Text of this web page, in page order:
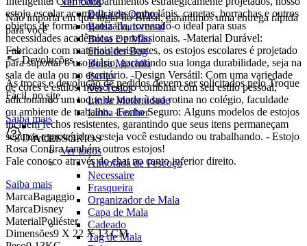
Bolsa de Ombro
Bolsa Transversal
Bolsa De Mão
Shoulder Bag
Bolsa Mochila
Pastas
Ver Todos
Linha Maternidade
Linha Leather
ACESSÓRIOS
Ver todos
Almofada de Pescoço
Necessaire
Frasqueira
Organizador de Mala
Capa de Mala
Cadeado
Tag de Mala
estojo escolar acomoda itens como lápis, canetas, borrachas e outros
objetos de forma organizada, tornando-o ideal para suas
necessidades acadêmicas e profissionais. -Material Durável:
Fabricado com materiais resistentes, os estojos escolares é projetado
para suportar o uso diário, garantindo sua longa durabilidade, seja na
sala de aula ou no escritório. -Design Versátil: Com uma variedade
de cores e estilos, nosso estojo combina com seu estilo pessoal,
adicionando um toque de moda à sua rotina no colégio, faculdade
ou ambiente de trabalho. -Fecho Seguro: Alguns modelos de estojos
incluem fechos resistentes, garantindo que seus itens permaneçam
seguros e protegidos, esteja você estudando ou trabalhando. - Estojo
Rosa Confira também outros estojos!
Não importa em que lugar do Brasil, garantimos uma entrega rápida
para você
Devoluções
As trocas e devolução de pedidos devem ser solicitados pelo Troque
Fácil, no site.
Saiba mais
Dúvidas
Fale conosco através do chat no canto inferior direito.
Saiba mais
MarcaBagaggio
MarcaDisney
MaterialPoliéster
Dimensões9 X 22 X 13 CM